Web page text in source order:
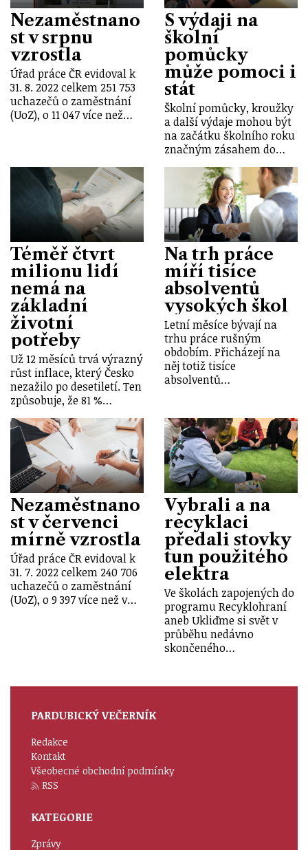
Nezaměstnano
st v srpnu
vzrostla
Úřad práce ČR evidoval k
31. 8. 2022 celkem 251 753
uchazečů o zaměstnání
(UoZ), o 11 047 více než…
S výdaji na
školní
pomůcky
může pomoci i
stát
Školní pomůcky, kroužky
a další výdaje mohou být
na začátku školního roku
značným zásahem do…
Téměř čtvrt
milionu lidí
nemá na
základní
životní
potřeby
Už 12 měsíců trvá výrazný
růst inflace, který Česko
nezažilo po desetiletí. Ten
způsobuje, že 81 %…
Na trh práce
míří tisíce
absolventů
vysokých škol
Letní měsíce bývají na
trhu práce rušným
obdobím. Přicházejí na
něj totiž tisíce
absolventů…
Nezaměstnano
st v červenci
mírně vzrostla
Úřad práce ČR evidoval k
31. 7. 2022 celkem 240 706
uchazečů o zaměstnání
(UoZ), o 9 397 více než v…
Vybrali a na
recyklaci
předali stovky
tun použitého
elektra
Ve školách zapojených do
programu Recyklohraní
aneb Ukliďme si svět v
průběhu nedávno
skončeného…
PARDUBICKÝ VEČERNÍK
Redakce
Kontakt
Všeobecné obchodní podmínky
RSS
KATEGORIE
Zprávy